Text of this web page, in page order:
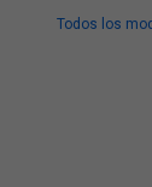
Todos los